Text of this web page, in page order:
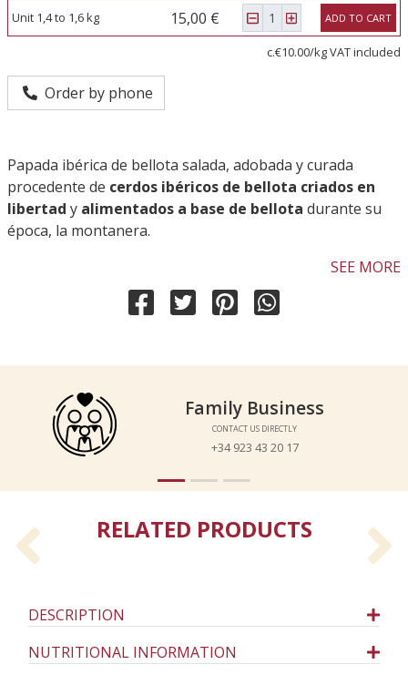
Unit 1,4 to 1,6 kg 15,00 € ADD TO CART
c.€10.00/kg VAT included
Order by phone
Papada ibérica de bellota salada, adobada y curada
procedente de cerdos ibéricos de bellota criados en
libertad y alimentados a base de bellota durante su
época, la montanera.
SEE MORE
Family Business
CONTACT US DIRECTLY
+34 923 43 20 17
Family Business
CONTACT US DIRECTLY
+34 923 43 20 17
RELATED PRODUCTS
Previous
DESCRIPTION
NUTRITIONAL INFORMATION